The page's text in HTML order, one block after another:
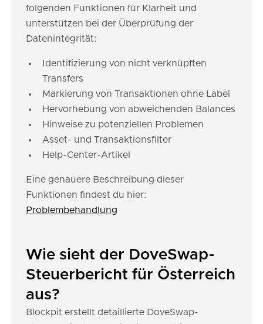
folgenden Funktionen für Klarheit und
unterstützen bei der Überprüfung der
Datenintegrität:
Identifizierung von nicht verknüpften
Transfers
Markierung von Transaktionen ohne Label
Hervorhebung von abweichenden Balances
Hinweise zu potenziellen Problemen
Asset- und Transaktionsfilter
Help-Center-Artikel
Eine genauere Beschreibung dieser
Funktionen findest du hier:
Problembehandlung
Wie sieht der DoveSwap-
Steuerbericht für Österreich
aus?
Blockpit erstellt detaillierte DoveSwap-